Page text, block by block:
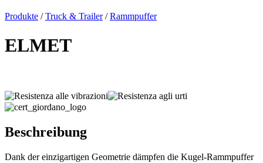
Produkte /Truck & Trailer/Rammpuffer
ELMET
Beschreibung
Dank der einzigartigen Geometrie dämpfen die Kugel-Rammpuffer